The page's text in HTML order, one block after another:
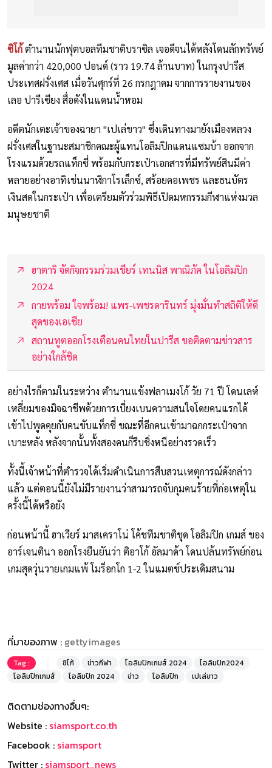
ซิโก้ตำนานนักฟุตบอลทีมชาติบราซิล เจอดีจนได้หลังโดนลักทรัพย์
มูลค่ากว่า 420,000 ปอนด์ (ราว 19.74 ล้านบาท) ในกรุงปารีส
ประเทศฝรั่งเศส เมื่อวันศุกร์ที่ 26 กรกฎาคม จากการรายงานของ
เลอ ปารีเซียง สื่อดังในแดนน้ำหอม
อดีตนักเตะเจ้าของฉายา "เปเล่ขาว" ซึ่งเดินทางมายังเมืองหลวง
ฝรั่งเศสในฐานะสมาชิกคณะผู้แทนโอลิมปิกแดนแซมบ้า ออกจาก
โรงแรมด้วยรถแท็กซี่ พร้อมกับกระเป๋าเอกสารที่มีทรัพย์สินมีค่า
หลายอย่างอาทิเช่นนาฬิกาโรเล็กซ์, สร้อยคอเพชร และธนบัตร
เงินสดในกระเป๋า เพื่อเตรียมตัวร่วมพิธีเปิดมหกรรมกีฬาแห่งมวล
มนุษยชาติ
ฮาตาริ จัดกิจกรรมร่วมเชียร์ เทนนิส พาณิภัค ในโอลิมปิก
2024
กายพร้อม ใจพร้อม! แพร-เพชรดารินทร์ มุ่งมั่นทำสถิติให้ดี
สุดของเอเชีย
สถานทูตออกโรงเตือนคนไทยในปารีส ขอติดตามข่าวสาร
อย่างใกล้ชิด
อย่างไรก็ตามในระหว่าง ตำนานแข้งฟลาเมงโก้ วัย 71 ปี โดนเลห์
เหลี่ยมของมิจฉาชีพด้วยการเบี่ยงเบนความสนใจโดยคนแรกได้
เข้าไปพูดคุยกับคนขับแท็กซี่ ขณะที่อีกคนเข้ามาฉกกระเป๋าจาก
เบาะหลัง หลังจากนั้นทั้งสองคนก็รีบชิ่งหนีอย่างรวดเร็ว
ทั้งนี้เจ้าหน้าที่ตำรวจได้เริ่มดำเนินการสืบสวนเหตุการณ์ดังกล่าว
แล้ว แต่ตอนนี้ยังไม่มีรายงานว่าสามารถจับกุมคนร้ายที่ก่อเหตุใน
ครั้งนี้ได้หรือยัง
ก่อนหน้านี้ ฮาเวียร์ มาสเคราโน่ โค้ชทีมชาติชุด โอลิมปิก เกมส์ ของ
อาร์เจนตินา ออกโรงยืนยันว่า ติอาโก้ อัลมาด้า โดนปล้นทรัพย์ก่อน
เกมสุดวุ่นวายเกมแพ้ โมร็อกโก 1-2 ในแมตช์ประเดิมสนาม
ที่มาของภาพ : gettyimages
Tag : ซิโก้ ข่าวกีฬา โอลิมปิกเกมส์ 2024
โอลิมปิก2024
โอลิมปิกเกมส์
โอลิมปิก 2024 ข่าว โอลิมปิก เปเล่ขาว
ติดตามช่องทางอื่นๆ:
Website : siamsport.co.th
Facebook : siamsport
Twitter : siamsport_news